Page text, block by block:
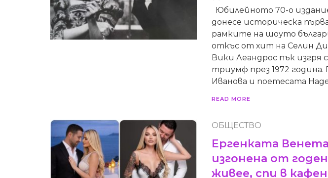
Юбилейното 70-о
донесе историческа
рамките на шоуто
откъс от хит на Селин
Вики Леандрос пък изгря
триумф през 1972
Иванова и поетесата
READ MORE
ОБЩЕСТВО
Ергенката
изгонена от
живее, спи в